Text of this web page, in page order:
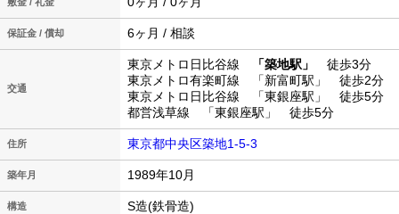
保証金 / 償却 6ヶ月 / 相談
交通
東京メトロ日比谷線 「築地駅」
徒歩3分
東京メトロ有楽町線 「新富町駅」 徒歩2分
東京メトロ日比谷線 「東銀座駅」 徒歩5分
都営浅草線 「東銀座駅」 徒歩5分
住所 東京都中央区築地1-5-3
築年月 1989年10月
構造 S造(鉄骨造)